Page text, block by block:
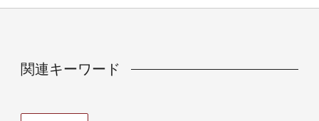
関連キーワード